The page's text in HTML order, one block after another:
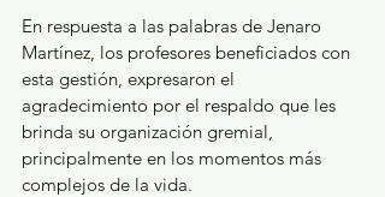
En respuesta a las palabras de Jenaro
Martínez, los profesores beneficiados con
esta gestión, expresaron el
agradecimiento por el respaldo que les
brinda su organización gremial,
principalmente en los momentos más
complejos de la vida.